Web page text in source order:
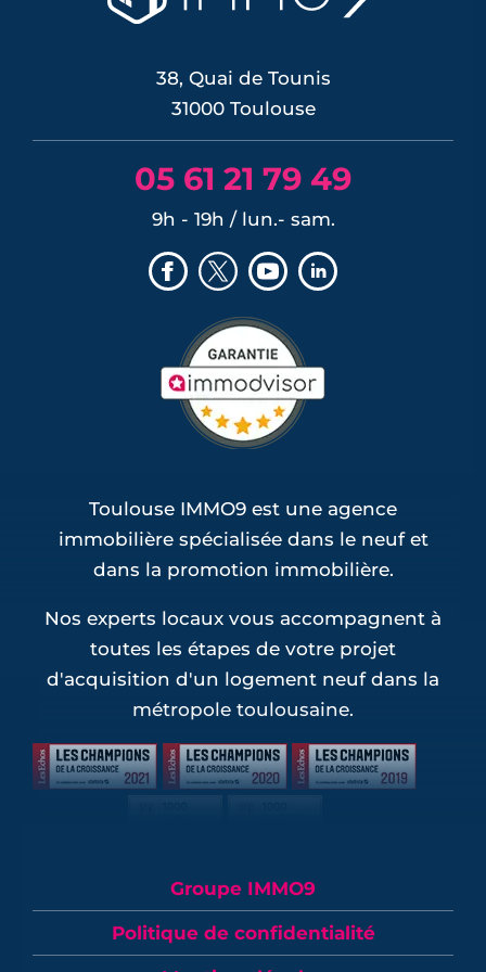
les banques ayant anticipé la décision,
mais une ...
38, Quai de Tounis
31000 Toulouse
05 61 21 79 49
9h - 19h / lun.- sam.
Toulouse IMMO9 est une agence
immobilière spécialisée dans le neuf et
dans la promotion immobilière.
Nos experts locaux vous accompagnent à
toutes les étapes de votre projet
d'acquisition d'un logement neuf dans la
métropole toulousaine.
Groupe IMMO9
Politique de confidentialité